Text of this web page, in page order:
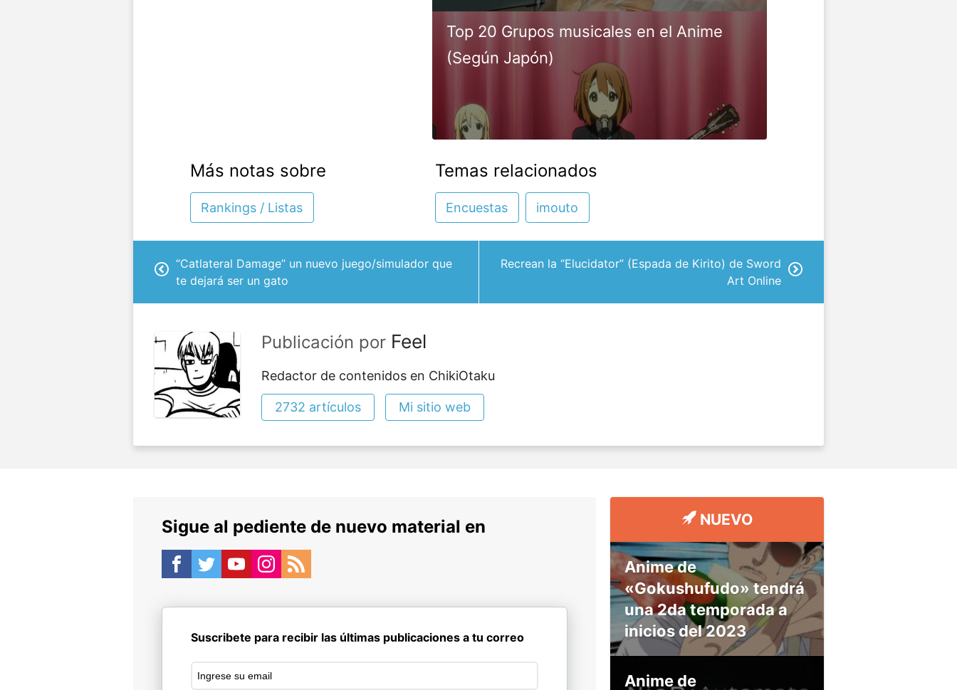
Top 20 Grupos musicales en el Anime
(Según Japón)
Más notas sobre
Rankings / Listas
Temas relacionados
Encuestas imouto
“Catlateral Damage” un nuevo juego/simulador que
te dejará ser un gato
Recrean la “Elucidator” (Espada de Kirito) de Sword
Art Online
Publicación por Feel
Redactor de contenidos en ChikiOtaku
2732 artículos Mi sitio web
Sigue al pediente de nuevo material en
Suscribete para recibir las últimas publicaciones a tu correo
NUEVO
Anime de
«Gokushufudo» tendrá
una 2da temporada a
inicios del 2023
Anime de